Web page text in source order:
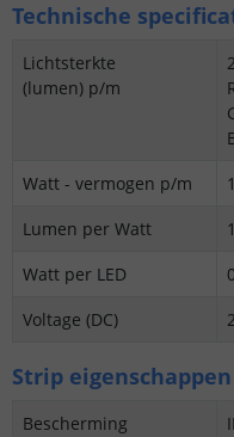
Technische
Lichtsterkte
(lumen) p/m
Watt - vermogen p/m
Lumen per Watt
Watt per LED
Voltage (DC)
Strip eigenschappen
Bescherming